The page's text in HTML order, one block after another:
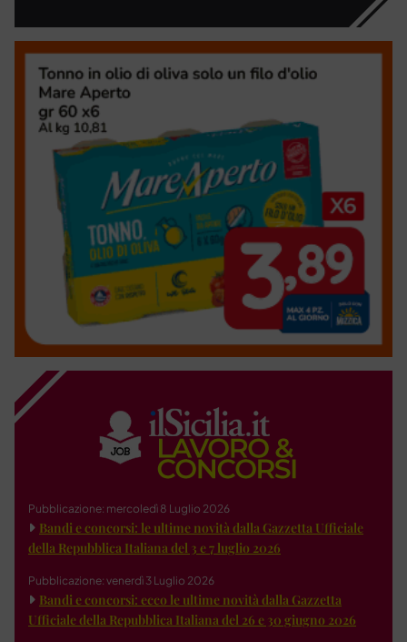
Pubblicazione: mercoledì 8 Luglio 2026
Bandi e concorsi: le ultime novità dalla Gazzetta Ufficiale
della Repubblica Italiana del 3 e 7 luglio 2026
Pubblicazione: venerdì 3 Luglio 2026
Bandi e concorsi: ecco le ultime novità dalla Gazzetta
Ufficiale della Repubblica Italiana del 26 e 30 giugno 2026